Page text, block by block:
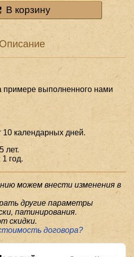
В корзину
Описание
примере выполненного нами
10 календарных дней.
лет.
1 год.
можем внести изменения в
другие параметры
патинирования.
скидки.
договора?